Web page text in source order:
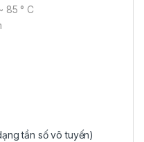
85 ° C
tần số vô tuyến)